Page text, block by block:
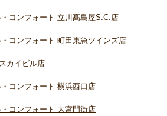
コンフォート 立川髙島屋S.C.店
コンフォート 町田東急ツインズ店
カイビル店
コンフォート 横浜西口店
コンフォート 大宮門街店